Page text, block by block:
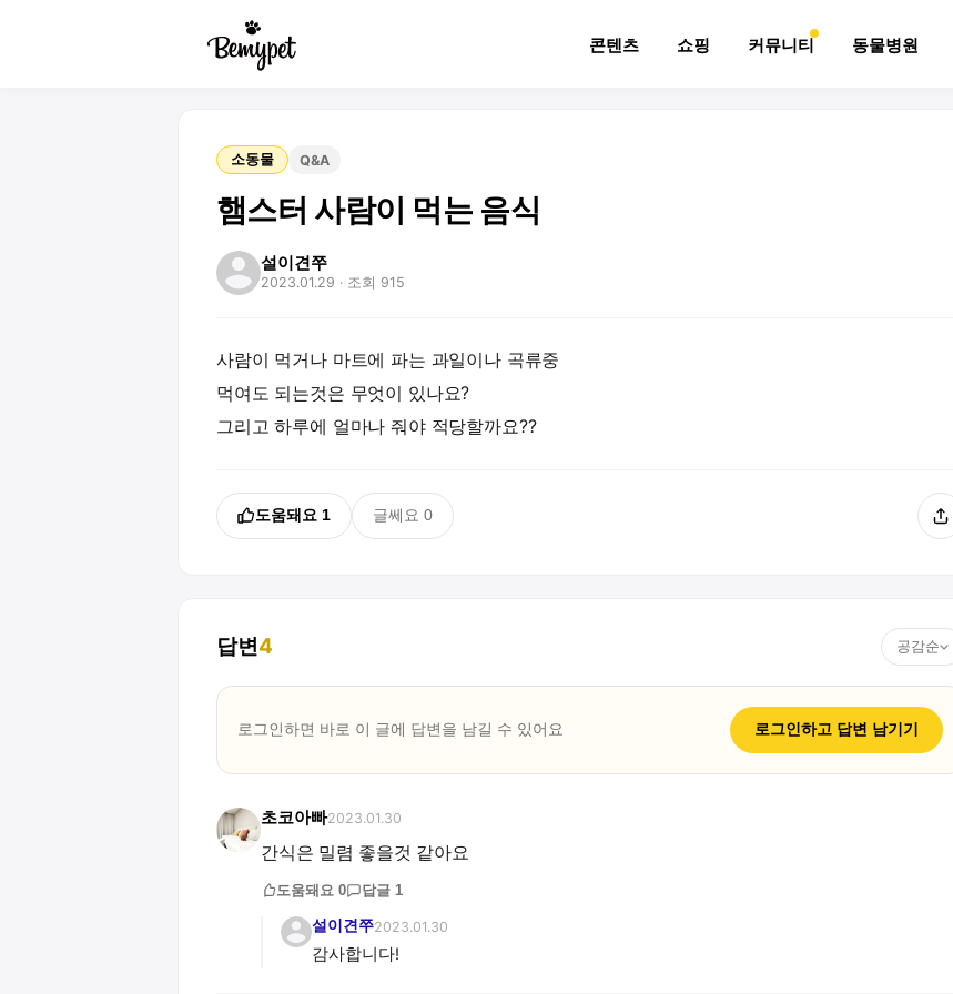
콘텐츠 쇼핑 커뮤니티 동물병원
소동물 Q&A
햄스터 사람이 먹는 음식
설이견쭈
2023.01.29 · 조회 915
사람이 먹거나 마트에 파는 과일이나 곡류중
먹여도 되는것은 무엇이 있나요?
그리고 하루에 얼마나 줘야 적당할까요??
도움돼요 1 글쎄요 0
답변4 공감순
로그인하면 바로 이 글에 답변을 남길 수 있어요 로그인하고 답변 남기기
초코아빠2023.01.30
간식은 밀렴 좋을것 같아요
도움돼요 0 답글 1
설이견쭈2023.01.30
감사합니다!